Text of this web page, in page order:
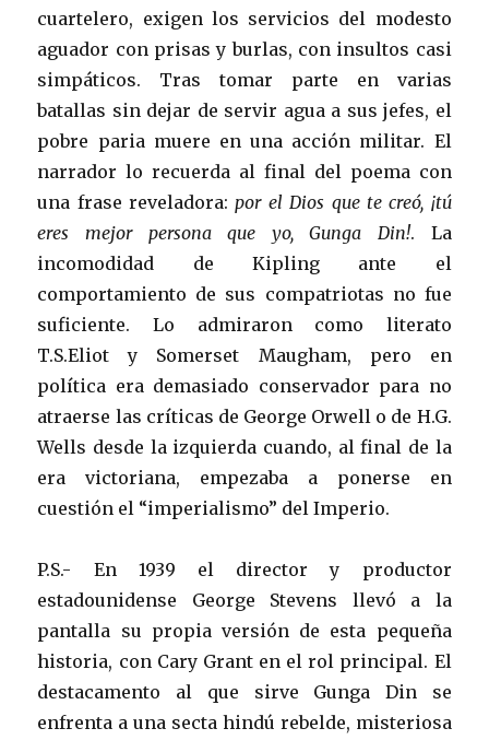
cuartelero, exigen los servicios del modesto
aguador con prisas y burlas, con insultos casi
simpáticos. Tras tomar parte en varias
batallas sin dejar de servir agua a sus jefes, el
pobre paria muere en una acción militar. El
narrador lo recuerda al final del poema con
una frase reveladora: por el Dios que te creó, ¡tú
eres mejor persona que yo, Gunga Din!. La
incomodidad de Kipling ante el
comportamiento de sus compatriotas no fue
suficiente. Lo admiraron como literato
T.S.Eliot y Somerset Maugham, pero en
política era demasiado conservador para no
atraerse las críticas de George Orwell o de H.G.
Wells desde la izquierda cuando, al final de la
era victoriana, empezaba a ponerse en
cuestión el “imperialismo” del Imperio.
P.S.- En 1939 el director y productor
estadounidense George Stevens llevó a la
pantalla su propia versión de esta pequeña
historia, con Cary Grant en el rol principal. El
destacamento al que sirve Gunga Din se
enfrenta a una secta hindú rebelde, misteriosa